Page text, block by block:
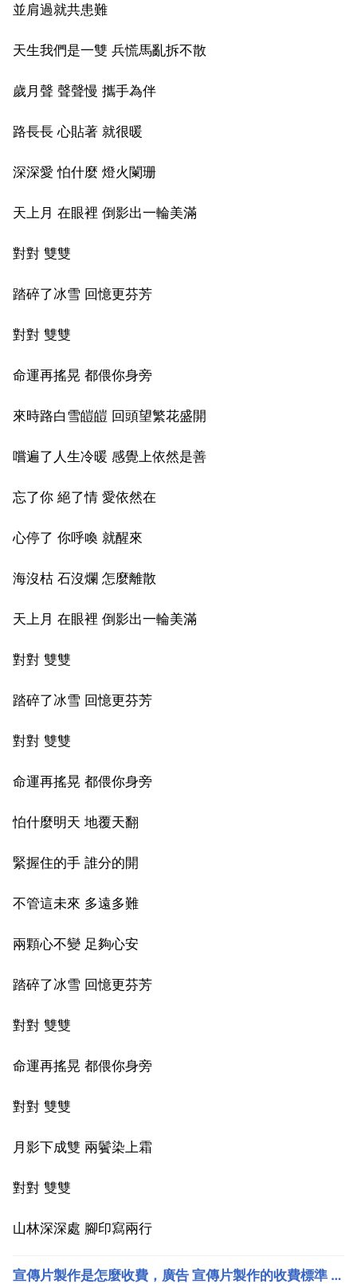
並肩過就共患難
天生我們是一雙 兵慌馬亂拆不散
歲月聲 聲聲慢 攜手為伴
路長長 心貼著 就很暖
深深愛 怕什麼 燈火闌珊
天上月 在眼裡 倒影出一輪美滿
對對 雙雙
踏碎了冰雪 回憶更芬芳
對對 雙雙
命運再搖晃 都偎你身旁
來時路白雪皚皚 回頭望繁花盛開
嚐遍了人生冷暖 感覺上依然是善
忘了你 絕了情 愛依然在
心停了 你呼喚 就醒來
海沒枯 石沒爛 怎麼離散
天上月 在眼裡 倒影出一輪美滿
對對 雙雙
踏碎了冰雪 回憶更芬芳
對對 雙雙
命運再搖晃 都偎你身旁
怕什麼明天 地覆天翻
緊握住的手 誰分的開
不管這未來 多遠多難
兩顆心不變 足夠心安
踏碎了冰雪 回憶更芬芳
對對 雙雙
命運再搖晃 都偎你身旁
對對 雙雙
月影下成雙 兩鬢染上霜
對對 雙雙
山林深深處 腳印寫兩行
宣傳片製作是怎麼收費，廣告 宣傳片製作的收費標準 收費依據是什麼？